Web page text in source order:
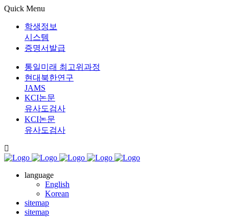
Quick Menu
학생정보
시스템
증명서발급
통일미래 최고위과정
현대북한연구
JAMS
KCI논문
유사도검사
KCI논문
유사도검사
language
English
Korean
sitemap
sitemap